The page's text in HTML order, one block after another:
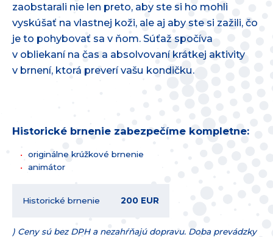
zaobstarali nie len preto, aby ste si ho mohli
vyskúšať na vlastnej koži, ale aj aby ste si zažili, čo
je to pohybovať sa v ňom. Súťaž spočíva
v obliekaní na čas a absolvovaní krátkej aktivity
v brnení, ktorá preverí vašu kondičku.
Historické brnenie zabezpečíme kompletne:
originálne krúžkové brnenie
animátor
Historické brnenie 200 EUR
) Ceny sú bez DPH a nezahŕňajú dopravu. Doba prevádzky